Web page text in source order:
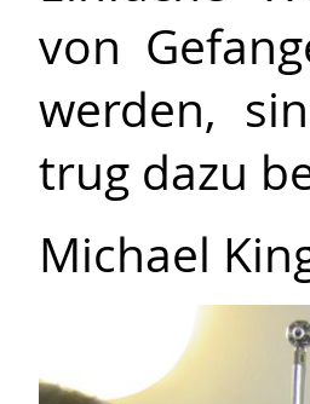
von
werden,
trug dazu
Michael